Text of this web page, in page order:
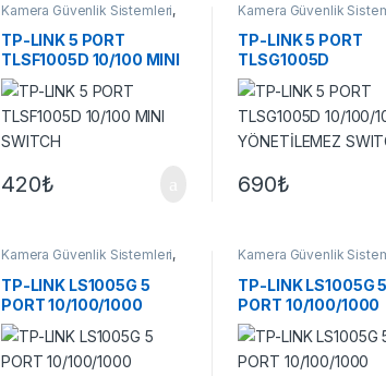
Kamera Güvenlik Sistemleri,
TP-LINK 5 PORT
TLSF1005D 10/100 MINI
SWITCH
420₺
Kamera Güvenlik
TP-LINK 5 PORT
TLSG1005D
10/100/1000
YÖNETİLEMEZ
690₺
Kamera Güvenlik Sistemleri,
TP-LINK LS1005G 5
PORT 10/100/1000
YÖNETİLEMEZ SWITCH
Kamera Güvenlik
TP-LINK LS1005G 5
PORT 10/100/1000
YÖNETİLEMEZ